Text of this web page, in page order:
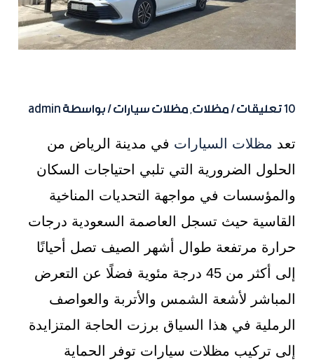
10 تعليقات /مظلات,مظلات سيارات/ بواسطةadmin
تعد مظلات السيارات في مدينة الرياض من
الحلول الضرورية التي تلبي احتياجات السكان
والمؤسسات في مواجهة التحديات المناخية
القاسية حيث تسجل العاصمة السعودية درجات
حرارة مرتفعة طوال أشهر الصيف تصل أحيانًا
إلى أكثر من 45 درجة مئوية فضلًا عن التعرض
المباشر لأشعة الشمس والأتربة والعواصف
الرملية في هذا السياق برزت الحاجة المتزايدة
إلى تركيب مظلات سيارات توفر الحماية